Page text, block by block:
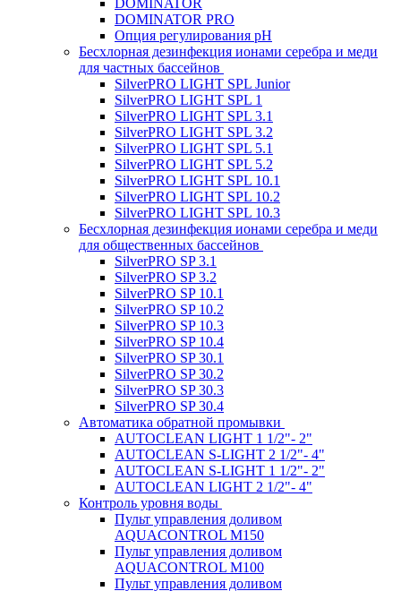
DOMINATOR PRO
Опция регулирования pH
Беcхлорная дезинфекция ионами серебра и меди
для частных бассейнов
SilverPRO LIGHT SPL Junior
SilverPRO LIGHT SPL 1
SilverPRO LIGHT SPL 3.1
SilverPRO LIGHT SPL 3.2
SilverPRO LIGHT SPL 5.1
SilverPRO LIGHT SPL 5.2
SilverPRO LIGHT SPL 10.1
SilverPRO LIGHT SPL 10.2
SilverPRO LIGHT SPL 10.3
Беcхлорная дезинфекция ионами серебра и меди
для общественных бассейнов
SilverPRO SP 3.1
SilverPRO SP 3.2
SilverPRO SP 10.1
SilverPRO SP 10.2
SilverPRO SP 10.3
SilverPRO SP 10.4
SilverPRO SP 30.1
SilverPRO SP 30.2
SilverPRO SP 30.3
SilverPRO SP 30.4
Автоматика обратной промывки
AUTOCLEAN LIGHT 1 1/2"- 2"
AUTOCLEAN S-LIGHT 2 1/2"- 4"
AUTOCLEAN S-LIGHT 1 1/2"- 2"
AUTOCLEAN LIGHT 2 1/2"- 4"
Контроль уровня воды
Пульт управления доливом
AQUACONTROL M150
Пульт управления доливом
AQUACONTROL M100
Пульт управления доливом